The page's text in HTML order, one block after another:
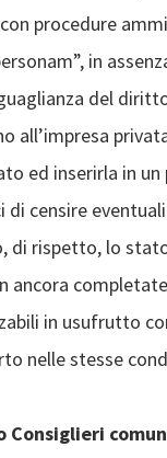
procedure
in
del
all’impresa
ed inserirla in
censire
di rispetto, lo
ancora
in usufrutto
nelle stesse
Consiglieri